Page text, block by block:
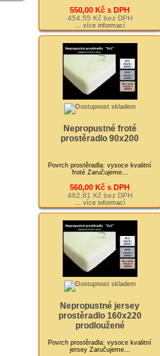
550,00 Kč s DPH
454,55 Kč bez DPH
... více informací
Nepropustné froté
prostěradlo 90x200
Povrch prostěradla: vysoce kvalitní
froté Zaručujeme...
560,00 Kč s DPH
462,81 Kč bez DPH
... více informací
Nepropustné jersey
prostěradlo 160x220
prodloužené
Povrch prostěradla: vysoce kvalitní
jersey Zaručujeme...